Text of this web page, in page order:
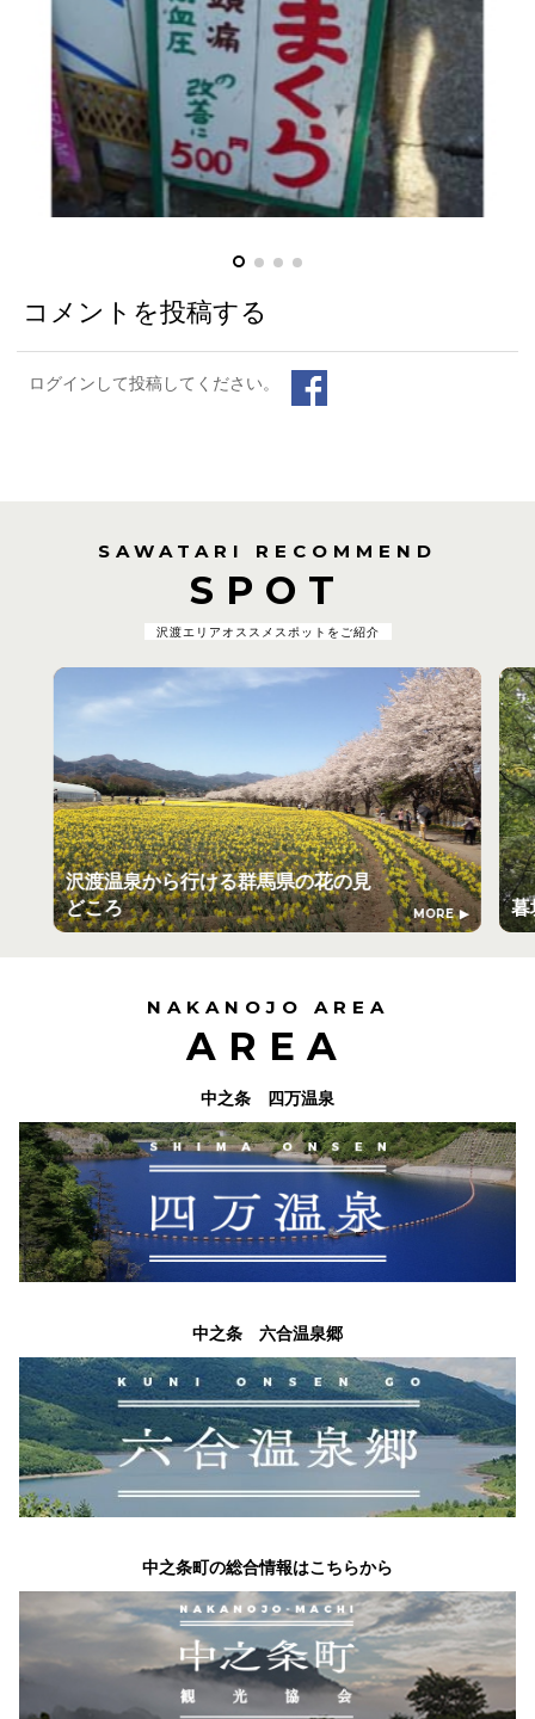
コメントを投稿する
ログインして投稿してください。
SAWATARI RECOMMEND
SPOT
沢渡エリアオススメスポットをご紹介
沢渡温泉から行ける群馬県の花の見
どころ
MORE 暮
NAKANOJO AREA
AREA
中之条 四万温泉
中之条 六合温泉郷
中之条町の総合情報はこちらから